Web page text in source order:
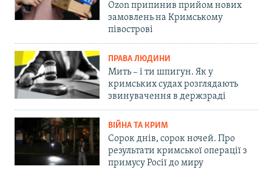
Ozon припинив прийом нових
замовлень на Кримському
півострові
ПРАВА ЛЮДИНИ
Мить – і ти шпигун. Як у
кримських судах розглядають
звинувачення в держзраді
ВІЙНА ТА КРИМ
Сорок днів, сорок ночей. Про
результати кримської операції з
примусу Росії до миру